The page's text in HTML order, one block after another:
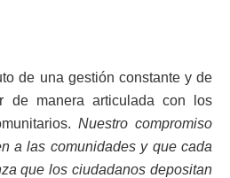
de una gestión constante y de
de manera articulada con los
Nuestro compromiso
a las comunidades y que cada
que los ciudadanos depositan